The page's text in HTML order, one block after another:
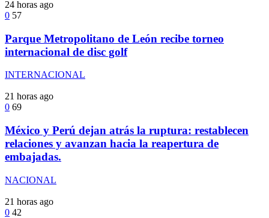
24 horas ago
0 57
Parque Metropolitano de León recibe torneo
internacional de disc golf
INTERNACIONAL
21 horas ago
0 69
México y Perú dejan atrás la ruptura: restablecen
relaciones y avanzan hacia la reapertura de
embajadas.
NACIONAL
21 horas ago
0 42